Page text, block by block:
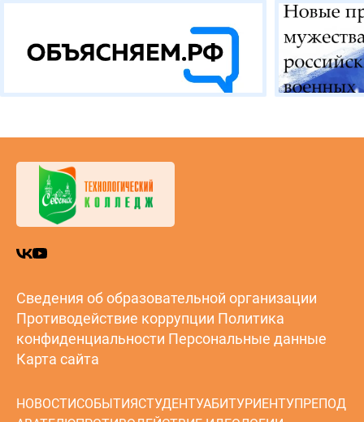
Сведения об образовательной организации
Противодействие коррупции Политика
конфиденциальности Персональные данные
Карта сайта
НОВОСТИСОБЫТИЯСТУДЕНТУАБИТУРИЕНТУПРЕПОД